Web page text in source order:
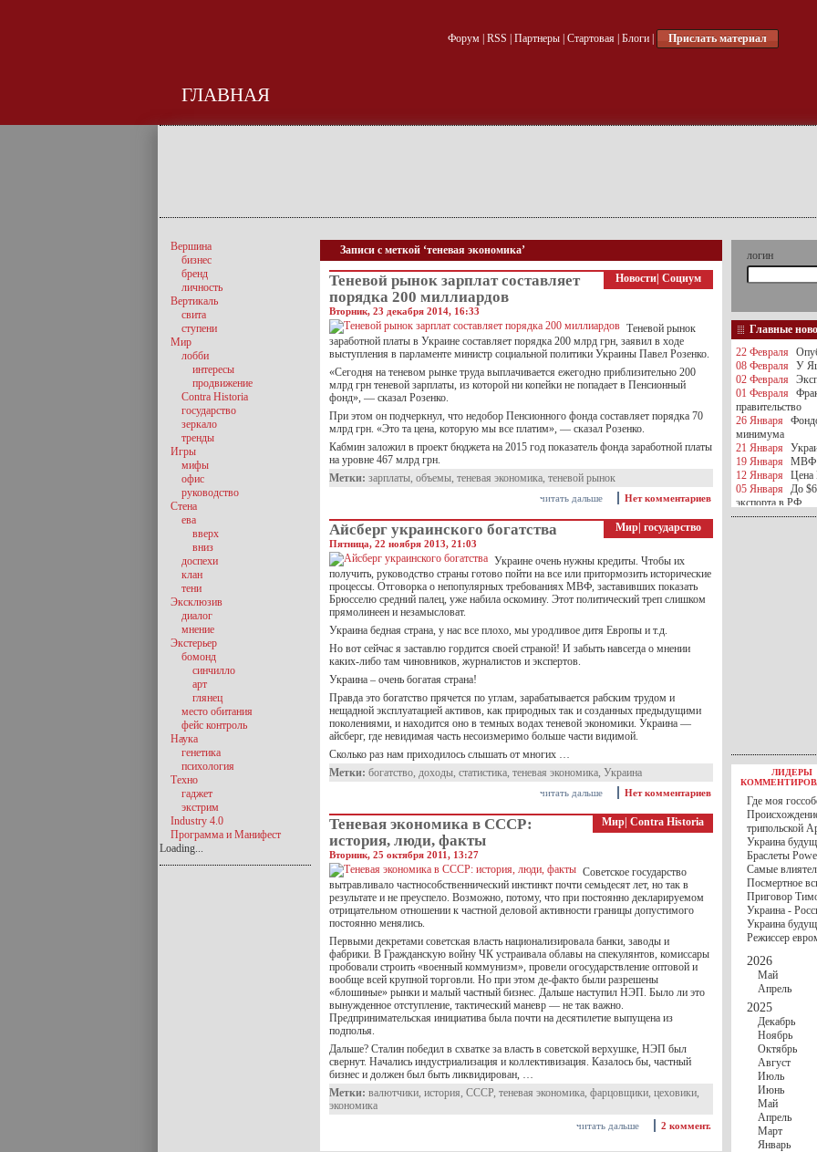
Форум| RSS Партнеры| Стартовая| Блоги| Прислать материал
ГЛАВНАЯ
Записи с меткой ‘теневая экономика’
Новости Социум
Теневой рынок зарплат составляет
порядка 200 миллиардов
Вторник, 23 декабря 2014, 16:33
Теневой рынок
заработной платы в Украине составляет порядка 200 млрд грн, заявил в ходе
выступления в парламенте министр социальной политики Украины Павел Розенко.
«Сегодня на теневом рынке труда выплачивается ежегодно приблизительно 200
млрд грн теневой зарплаты, из которой ни копейки не попадает в Пенсионный
фонд», — сказал Розенко.
При этом он подчеркнул, что недобор Пенсионного фонда составляет порядка 70
млрд грн. «Это та цена, которую мы все платим», — сказал Розенко.
Кабмин заложил в проект бюджета на 2015 год показатель фонда заработной платы
на уровне 467 млрд грн.
Метки: зарплаты, объемы, теневая экономика, теневой рынок
Нет комментариев
читать дальше
Мир государство
Айсберг украинского богатства
Пятница, 22 ноября 2013, 21:03
Украине очень нужны кредиты. Чтобы их
получить, руководство страны готово пойти на все или притормозить исторические
процессы. Отговорка о непопулярных требованиях МВФ, заставивших показать
Брюсселю средний палец, уже набила оскомину. Этот политический треп слишком
прямолинеен и незамысловат.
Украина бедная страна, у нас все плохо, мы уродливое дитя Европы и т.д.
Но вот сейчас я заставлю гордится своей страной! И забыть навсегда о мнении
каких-либо там чиновников, журналистов и экспертов.
Украина – очень богатая страна!
Правда это богатство прячется по углам, зарабатывается рабским трудом и
нещадной эксплуатацией активов, как природных так и созданных предыдущими
поколениями, и находится оно в темных водах теневой экономики. Украина —
айсберг, где невидимая часть несоизмеримо больше части видимой.
Сколько раз нам приходилось слышать от многих …
Метки: богатство, доходы, статистика, теневая экономика, Украина
Нет комментариев
читать дальше
Мир Contra Historia
Теневая экономика в СССР:
история, люди, факты
Вторник, 25 октября 2011, 13:27
Советское государство
вытравливало частнособственнический инстинкт почти семьдесят лет, но так в
результате и не преуспело. Возможно, потому, что при постоянно декларируемом
отрицательном отношении к частной деловой активности границы допустимого
постоянно менялись.
Первыми декретами советская власть национализировала банки, заводы и
фабрики. В Гражданскую войну ЧК устраивала облавы на спекулянтов, комиссары
пробовали строить «военный коммунизм», провели огосударствление оптовой и
вообще всей крупной торговли. Но при этом де-факто были разрешены
«блошиные» рынки и малый частный бизнес. Дальше наступил НЭП. Было ли это
вынужденное отступление, тактический маневр — не так важно.
Предпринимательская инициатива была почти на десятилетие выпущена из
подполья.
Дальше? Сталин победил в схватке за власть в советской верхушке, НЭП был
свернут. Начались индустриализация и коллективизация. Казалось бы, частный
бизнес и должен был быть ликвидирован, …
Метки: валютчики, история, СССР, теневая экономика, фарцовщики, цеховики,
экономика
2 коммент.
читать дальше
Вершина
бизнес
бренд
личность
Вертикаль
свита
ступени
Мир
лобби
интересы
продвижение
Contra Historia
государство
зеркало
тренды
Игры
мифы
офис
руководство
Стена
ева
вверх
вниз
доспехи
клан
тени
Эксклюзив
диалог
мнение
Экстерьер
бомонд
синчилло
арт
глянец
место обитания
фейс контроль
Наука
генетика
психология
Техно
гаджет
экстрим
Industry 4.0
Программа и Манифест
Loading...
логин
Главные
22 Февраля
08 Февраля
У
02 Февраля
01 Февраля
правительство
26 Января
минимума
21 Января
19 Января
МВФ
12 Января
Цена
05 Января
До
экспорта в РФ
05 Января
Киев
30 Ноября С 1
30 Ноября
РФ
27 Ноября
ВВП
госбюджете
27 Ноября
Турции
17 Ноября
шестилетнего
16 Ноября
13 Ноября
10 Ноября
10 Ноября
особом статусе
03 Ноября
ЛИДЕРЫ
Где моя
трипольской
Украина
Браслеты
Самые
Посмертное
Приговор
Украина -
Украина
Режиссер
2026
Май
Апрель
2025
Декабрь
Ноябрь
Октябрь
Август
Июль
Июнь
Май
Апрель
Март
Январь